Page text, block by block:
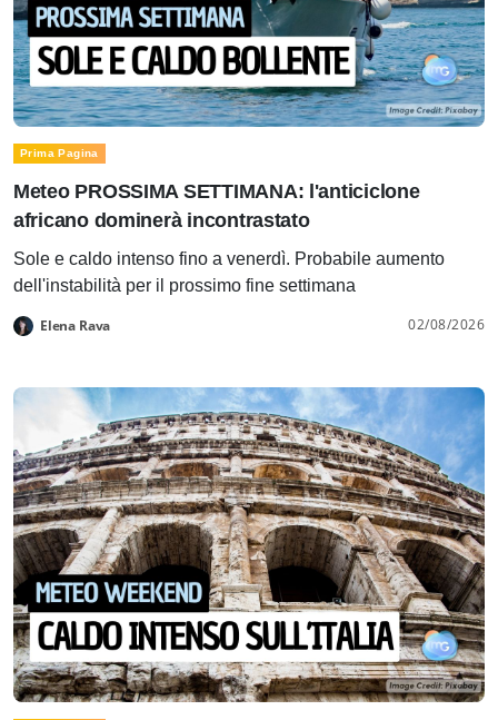
Prima Pagina
Meteo PROSSIMA SETTIMANA: l'anticiclone
africano dominerà incontrastato
Sole e caldo intenso fino a venerdì. Probabile aumento
dell'instabilità per il prossimo fine settimana
Elena Rava 02/08/2026